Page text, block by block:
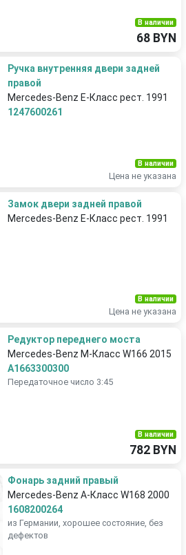
В наличии
68 BYN
Ручка внутренняя двери задней
правой
Mercedes-Benz E-Класс рест. 1991
1247600261
В наличии
Цена не указана
Замок двери задней правой
Mercedes-Benz E-Класс рест. 1991
В наличии
Цена не указана
Редуктор переднего моста
Mercedes-Benz M-Класс W166 2015
A1663300300
Передаточное число 3:45
В наличии
782 BYN
Фонарь задний правый
Mercedes-Benz A-Класс W168 2000
1608200264
из Германии, хорошее состояние, без
дефектов